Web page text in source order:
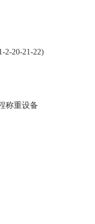
2-20-21-22)
称重设备